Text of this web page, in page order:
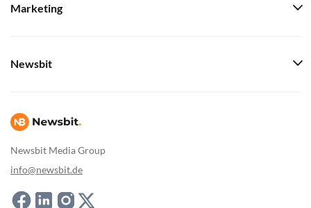
Newsbit Media Group
info@newsbit.de
Marketing
Newsbit